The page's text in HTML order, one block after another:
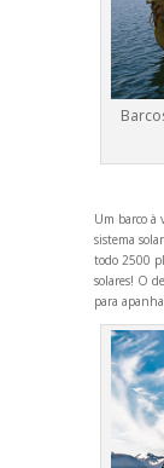
Um barco à
sistema
todo 2500
solares! O
para